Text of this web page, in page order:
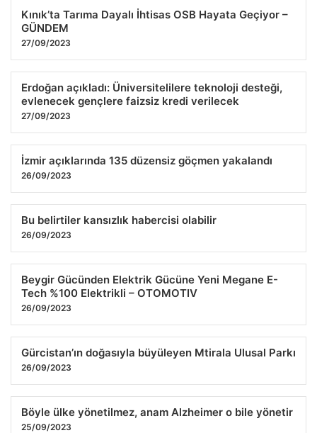
Kınık’ta Tarıma Dayalı İhtisas OSB Hayata Geçiyor –
GÜNDEM
27/09/2023
Erdoğan açıkladı: Üniversitelilere teknoloji desteği,
evlenecek gençlere faizsiz kredi verilecek
27/09/2023
İzmir açıklarında 135 düzensiz göçmen yakalandı
26/09/2023
Bu belirtiler kansızlık habercisi olabilir
26/09/2023
Beygir Gücünden Elektrik Gücüne Yeni Megane E-
Tech %100 Elektrikli – OTOMOTIV
26/09/2023
Gürcistan’ın doğasıyla büyüleyen Mtirala Ulusal Parkı
26/09/2023
Böyle ülke yönetilmez, anam Alzheimer o bile yönetir
25/09/2023